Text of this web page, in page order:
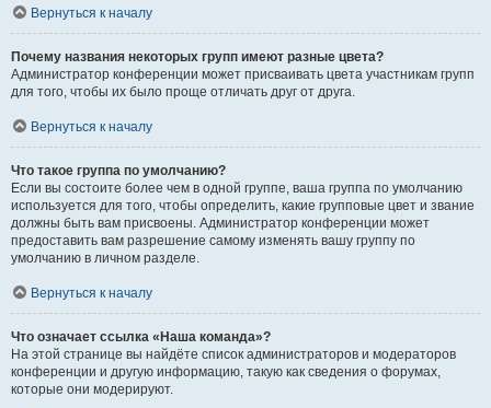
Вернуться к началу
Почему названия некоторых групп имеют разные цвета?
Администратор конференции может присваивать цвета участникам групп
для того, чтобы их было проще отличать друг от друга.
Вернуться к началу
Что такое группа по умолчанию?
Если вы состоите более чем в одной группе, ваша группа по умолчанию
используется для того, чтобы определить, какие групповые цвет и звание
должны быть вам присвоены. Администратор конференции может
предоставить вам разрешение самому изменять вашу группу по
умолчанию в личном разделе.
Вернуться к началу
Что означает ссылка «Наша команда»?
На этой странице вы найдёте список администраторов и модераторов
конференции и другую информацию, такую как сведения о форумах,
которые они модерируют.